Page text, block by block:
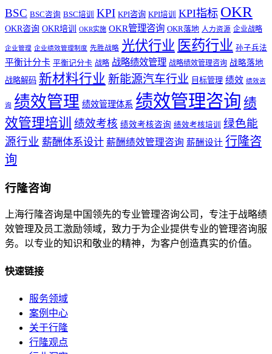
BSC BSC咨询 BSC培训 KPI KPI咨询 KPI培训 KPI指标 OKR
OKR咨询 OKR培训 OKR实施 OKR管理咨询 OKR落地 人力资源 企业战略
企业管理 企业绩效管理制度 先胜战略 光伏行业 医药行业 孙子兵法
平衡计分卡 平衡记分卡 战略 战略绩效管理 战略绩效管理咨询 战略落地
战略解码 新材料行业 新能源汽车行业 目标管理 绩效 绩效咨
询 绩效管理 绩效管理体系 绩效管理咨询 绩
效管理培训 绩效考核 绩效考核咨询 绩效考核培训
绿色能
源行业 薪酬体系设计 薪酬绩效管理咨询 薪酬设计 行隆咨
询
行隆咨询
上海行隆咨询是中国领先的专业管理咨询公司，专注于战略绩
效管理及员工激励领域，致力于为企业提供专业的管理咨询服
务。以专业的知识和敬业的精神，为客户创造真实的价值。
快速链接
服务领域
案例中心
关于行隆
行隆观点